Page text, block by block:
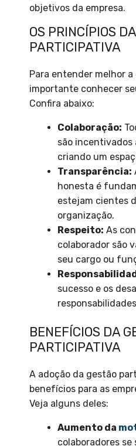
objetivos da empresa.
OS PRINCÍPIOS
PARTICIPATIVA
Para entender melhor
importante conhecer
Confira abaixo:
Colaboração:
são incentivados
criando um
Transparência:
honesta é
estejam cientes
organização.
Respeito: As
colaborador são
seu cargo ou
sucesso e os
BENEFÍCIOS DA
PARTICIPATIVA
A adoção da gestão
benefícios para as
Veja alguns deles:
Aumento da
colaboradores